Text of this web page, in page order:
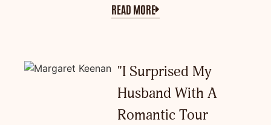
READ MORE
"I Surprised My
Husband With A
Romantic Tour